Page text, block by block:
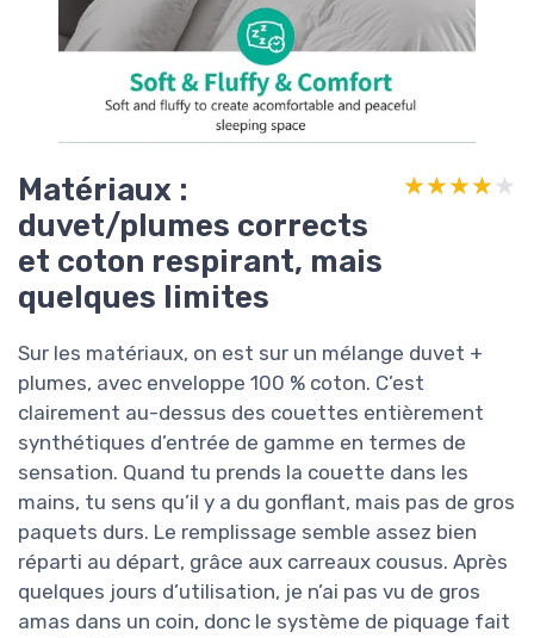
Matériaux :
duvet/plumes corrects
et coton respirant, mais
quelques limites
★★★★★
★★★★★
Sur les matériaux, on est sur un mélange duvet +
plumes, avec enveloppe 100 % coton. C’est
clairement au-dessus des couettes entièrement
synthétiques d’entrée de gamme en termes de
sensation. Quand tu prends la couette dans les
mains, tu sens qu’il y a du gonflant, mais pas de gros
paquets durs. Le remplissage semble assez bien
réparti au départ, grâce aux carreaux cousus. Après
quelques jours d’utilisation, je n’ai pas vu de gros
amas dans un coin, donc le système de piquage fait